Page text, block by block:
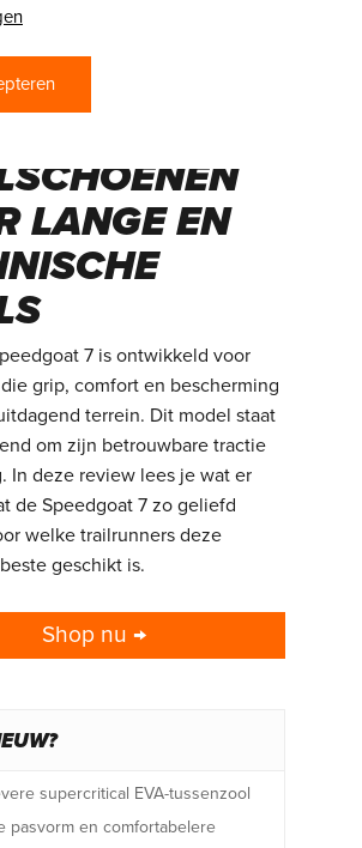
SPEEDGOAT
VAN DE
LANGE EN
7 is ontwikkeld voor
grip, comfort en bescherming
terrein. Dit model staat
om zijn betrouwbare tractie
In deze review lees je wat er
de Speedgoat 7 zo geliefd
welke trailrunners deze
geschikt is.
Shop nu →
supercritical EVA-tussenzool
pasvorm en comfortabelere